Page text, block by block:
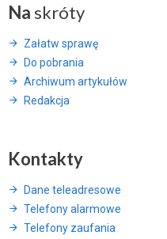
Na skróty
Załatw sprawę
Do pobrania
Archiwum artykułów
Redakcja
Kontakty
Dane teleadresowe
Telefony alarmowe
Telefony zaufania